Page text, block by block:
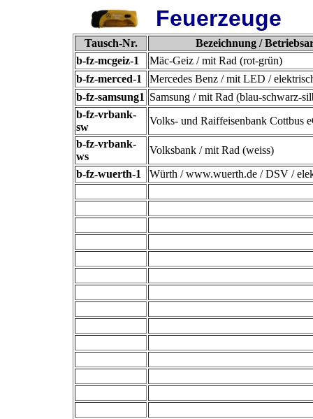
Feuerzeuge
Tausch-Nr.
Bezeichnung /
b-fz-mcgeiz-1
Mäc-Geiz / mit Rad (rot-grün)
b-fz-merced-1
Mercedes Benz / mit LED /
b-fz-samsung1 Samsung / mit Rad (blau-schwarz-
b-fz-vrbank-
sw
Volks- und Raiffeisenbank Cottbus
b-fz-vrbank-
ws
Volksbank / mit Rad (weiss)
b-fz-wuerth-1
Würth / www.wuerth.de / DSV /